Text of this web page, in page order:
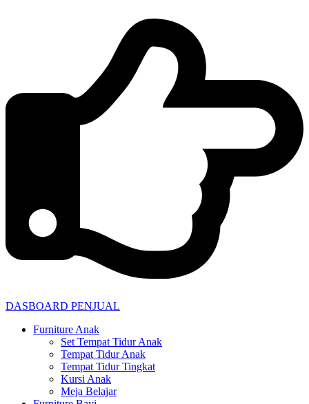
DASBOARD PENJUAL
Furniture Anak
Set Tempat Tidur Anak
Tempat Tidur Anak
Tempat Tidur Tingkat
Kursi Anak
Meja Belajar